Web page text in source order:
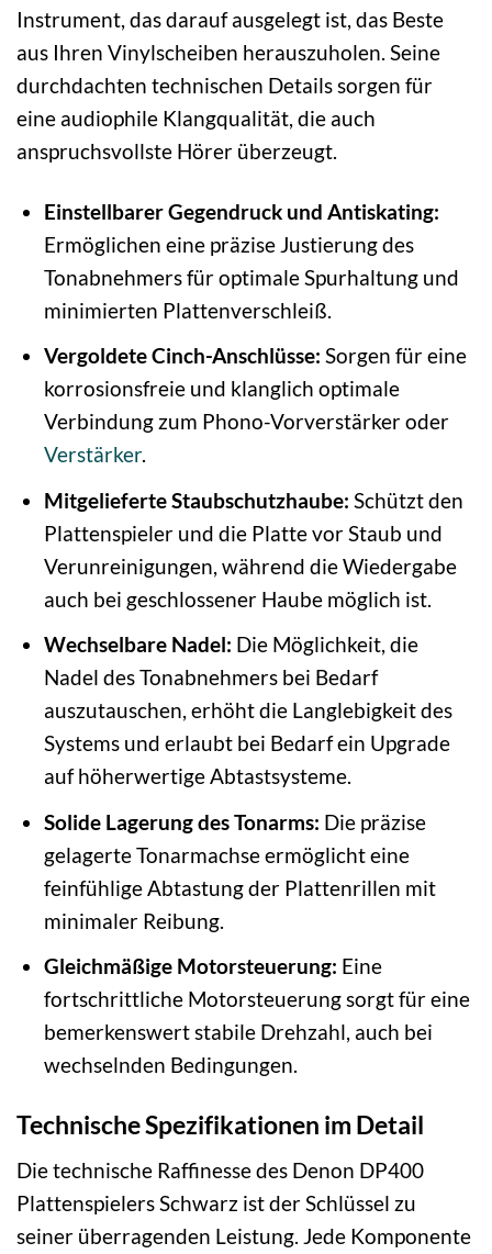
Instrument, das darauf ausgelegt ist, das Beste
aus Ihren Vinylscheiben herauszuholen. Seine
durchdachten technischen Details sorgen für
eine audiophile Klangqualität, die auch
anspruchsvollste Hörer überzeugt.
Einstellbarer Gegendruck und Antiskating:
Ermöglichen eine präzise Justierung des
Tonabnehmers für optimale Spurhaltung und
minimierten Plattenverschleiß.
Vergoldete Cinch-Anschlüsse: Sorgen für eine
korrosionsfreie und klanglich optimale
Verbindung zum Phono-Vorverstärker oder
Verstärker.
Mitgelieferte Staubschutzhaube: Schützt den
Plattenspieler und die Platte vor Staub und
Verunreinigungen, während die Wiedergabe
auch bei geschlossener Haube möglich ist.
Wechselbare Nadel: Die Möglichkeit, die
Nadel des Tonabnehmers bei Bedarf
auszutauschen, erhöht die Langlebigkeit des
Systems und erlaubt bei Bedarf ein Upgrade
auf höherwertige Abtastsysteme.
Solide Lagerung des Tonarms: Die präzise
gelagerte Tonarmachse ermöglicht eine
feinfühlige Abtastung der Plattenrillen mit
minimaler Reibung.
Gleichmäßige Motorsteuerung: Eine
fortschrittliche Motorsteuerung sorgt für eine
bemerkenswert stabile Drehzahl, auch bei
wechselnden Bedingungen.
Technische Spezifikationen im Detail
Die technische Raffinesse des Denon DP400
Plattenspielers Schwarz ist der Schlüssel zu
seiner überragenden Leistung. Jede Komponente